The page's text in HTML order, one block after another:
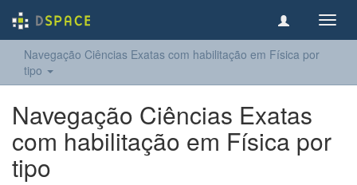
Navegação Ciências Exatas com habilitação em Física por
tipo
Navegação Ciências Exatas
com habilitação em Física por
tipo